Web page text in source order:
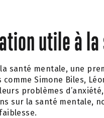
utile à
la santé mentale, une
Simone Biles,
problèmes
sur la santé mentale,